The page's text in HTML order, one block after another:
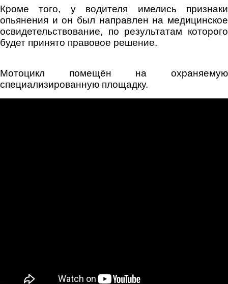
Кроме того, у водителя имелись признаки
опьянения и он был направлен на медицинское
освидетельствование, по результатам которого
будет принято правовое решение.
Мотоцикл помещён на охраняемую
специализированную площадку.